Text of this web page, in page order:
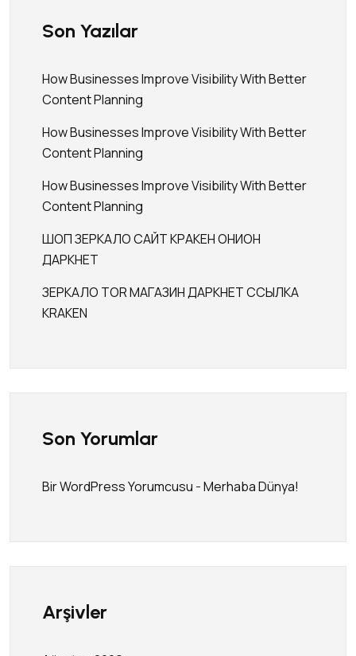
Son Yazılar
How Businesses Improve Visibility With Better
Content Planning
How Businesses Improve Visibility With Better
Content Planning
How Businesses Improve Visibility With Better
Content Planning
ШОП ЗЕРКАЛО САЙТ КРАКЕН ОНИОН
ДАРКНЕТ
ЗЕРКАЛО TOR МАГАЗИН ДАРКНЕТ ССЫЛКА
KRAKEN
Son Yorumlar
Bir WordPress Yorumcusu -Merhaba Dünya!
Arşivler